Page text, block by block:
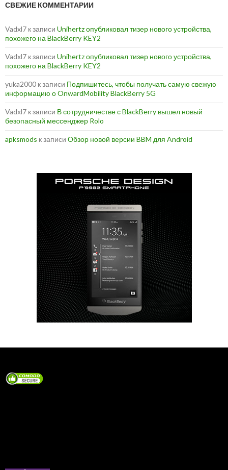
СВЕЖИЕ КОММЕНТАРИИ
Vadxl7 к записи Unihertz опубликовал тизер нового устройства,
похожего на BlackBerry KEY2
Vadxl7 к записи Unihertz опубликовал тизер нового устройства,
похожего на BlackBerry KEY2
yuka2000 к записи Подпишитесь, чтобы получать самую свежую
информацию о OnwardMobility BlackBerry 5G
Vadxl7 к записи В сотрудничестве с BlackBerry вышел новый
безопасный мессенджер Rolo
apksmods к записи Обзор новой версии BBM для Android